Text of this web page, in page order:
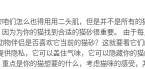
们怎么也得用用二头肌，但是并不是所有
为为你的猫找到合适的猫砂很重要。 由于每
伴侣是否喜欢它当前的猫砂？这就要看它们
隐私，它可以盖住气味，它可以隐藏你的猫
点是你的猫想要的什么，考虑猫咪的感受